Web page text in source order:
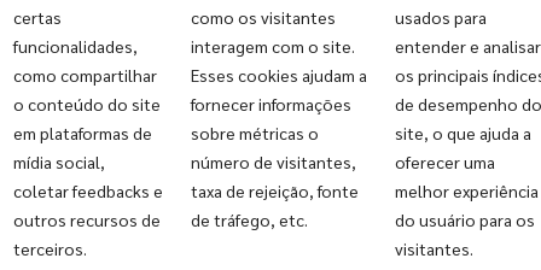
certas
funcionalidades,
como compartilhar
o conteúdo do site
em plataformas de
mídia social,
coletar feedbacks e
outros recursos de
terceiros.
como os visitantes
interagem com o site.
Esses cookies ajudam a
fornecer informações
sobre métricas o
número de visitantes,
taxa de rejeição, fonte
de tráfego, etc.
usados para
entender e analisar
os principais
de desempenho do
site, o que ajuda a
oferecer uma
melhor experiência
do usuário para os
visitantes.
Laboratórios
Controle, segurança e continuidade
operacional